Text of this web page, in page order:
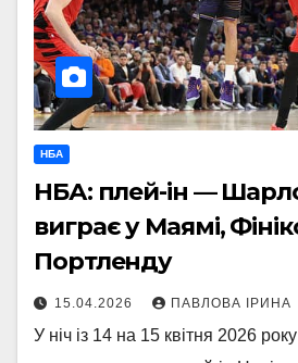
НБА
НБА: плей-ін —
виграє у Маямі,
Портленду
15.04.2026 ПАВЛОВА ІРИНА
У ніч із 14 на 15 квітня 2026